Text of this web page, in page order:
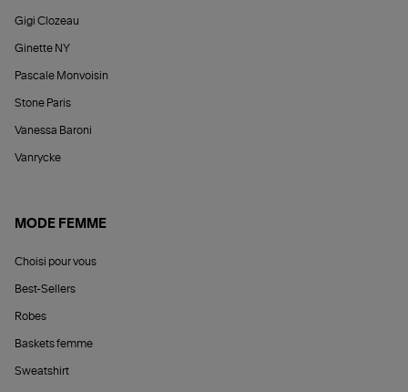
Gigi Clozeau
Ginette NY
Pascale Monvoisin
Stone Paris
Vanessa Baroni
Vanrycke
MODE FEMME
Choisi pour vous
Best-Sellers
Robes
Baskets femme
Sweatshirt